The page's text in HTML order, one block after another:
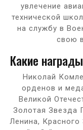
увлечение
технической
на службу в
свою
Какие
Николай
орденов и
Великой
Золотая Звезда
Ленина,